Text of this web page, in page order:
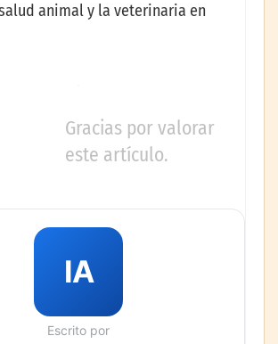
animal y la veterinaria en
Gracias por valorar
este artículo.
IA
Escrito por